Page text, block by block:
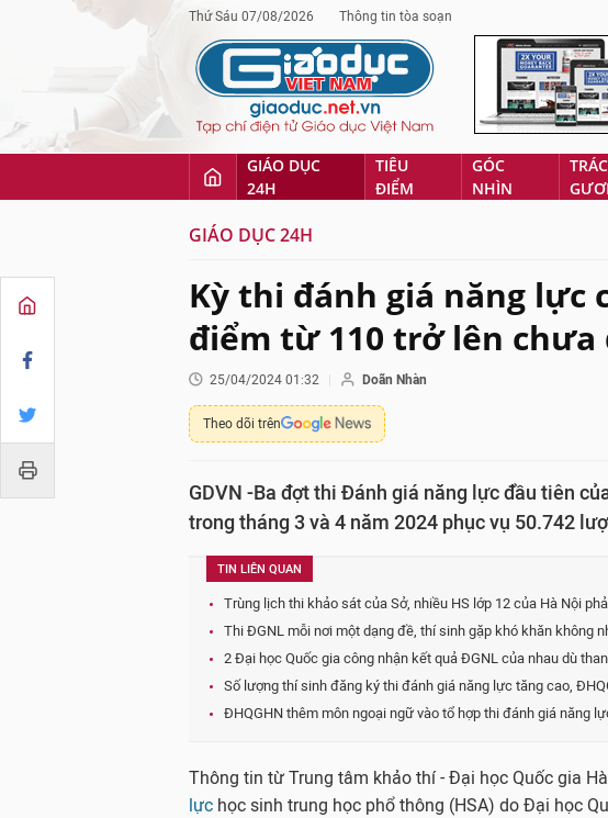
Thứ Sáu 07/08/2026 Thông tin tòa soạn
GIÁO DỤC
24H
TIÊU
ĐIỂM
GÓC
NHÌN
GIÁO DỤC 24H
Kỳ thi đánh giá năng lực
điểm từ 110 trở lên chưa
25/04/2024 01:32 Doãn Nhàn
Theo dõi trên
GDVN -Ba đợt thi Đánh giá năng lực đầu tiên
trong tháng 3 và 4 năm 2024 phục vụ 50.742
TIN LIÊN QUAN
Trùng lịch thi khảo sát của Sở, nhiều HS lớp 12 của Hà Nội
Thi ĐGNL mỗi nơi một dạng đề, thí sinh gặp khó khăn không
2 Đại học Quốc gia công nhận kết quả ĐGNL của nhau dù
Số lượng thí sinh đăng ký thi đánh giá năng lực tăng cao,
ĐHQGHN thêm môn ngoại ngữ vào tổ hợp thi đánh giá năng
Thông tin từ Trung tâm khảo thí - Đại học Quốc gia
lực học sinh trung học phổ thông (HSA) do Đại học